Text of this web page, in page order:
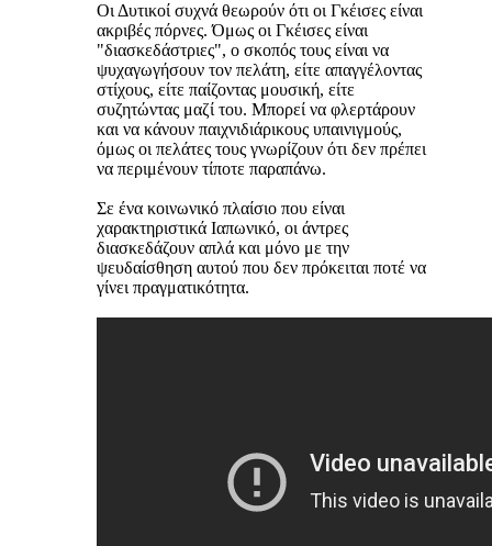
Οι Δυτικοί συχνά θεωρούν ότι οι Γκέισες είναι
ακριβές πόρνες. Όμως οι Γκέισες είναι
"διασκεδάστριες", ο σκοπός τους είναι να
ψυχαγωγήσουν τον πελάτη, είτε απαγγέλοντας
στίχους, είτε παίζοντας μουσική, είτε
συζητώντας μαζί του. Μπορεί να φλερτάρουν
και να κάνουν παιχνιδιάρικους υπαινιγμούς,
όμως οι πελάτες τους γνωρίζουν ότι δεν πρέπει
να περιμένουν τίποτε παραπάνω.
Σε ένα κοινωνικό πλαίσιο που είναι
χαρακτηριστικά Ιαπωνικό, οι άντρες
διασκεδάζουν απλά και μόνο με την
ψευδαίσθηση αυτού που δεν πρόκειται ποτέ να
γίνει πραγματικότητα.